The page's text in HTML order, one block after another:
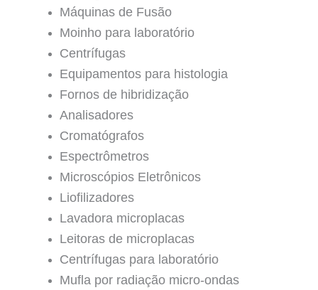
Máquinas de Fusão
Moinho para laboratório
Centrífugas
Equipamentos para histologia
Fornos de hibridização
Analisadores
Cromatógrafos
Espectrômetros
Microscópios Eletrônicos
Liofilizadores
Lavadora microplacas
Leitoras de microplacas
Centrífugas para laboratório
Mufla por radiação micro-ondas